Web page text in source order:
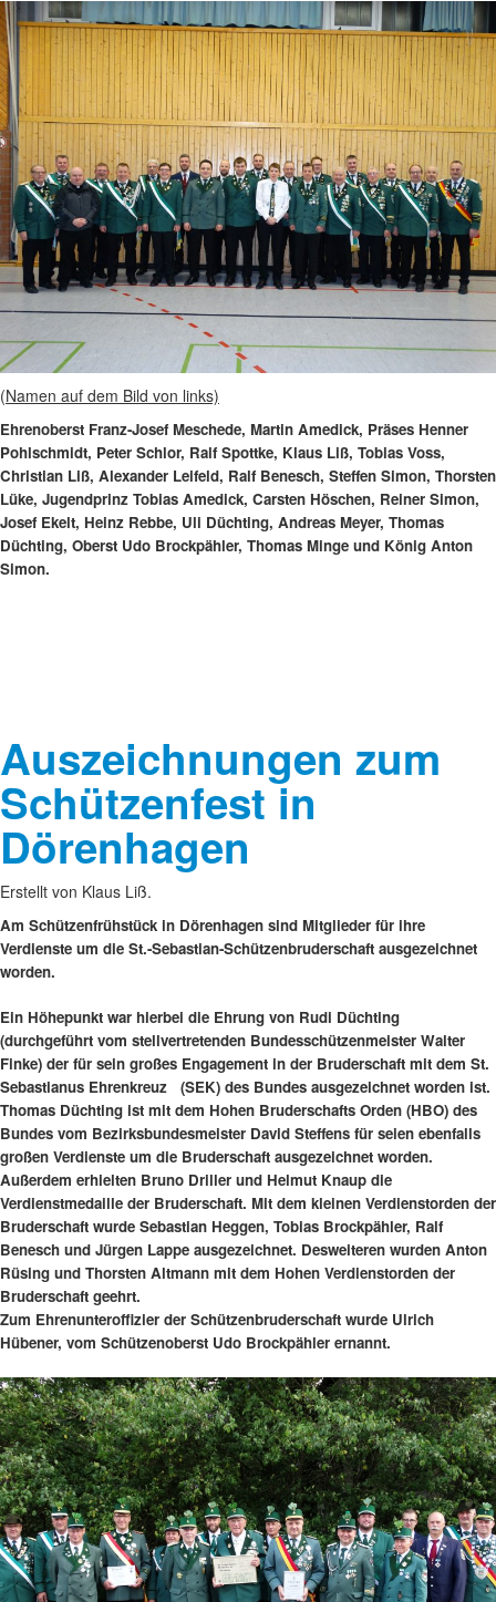
(Namen auf dem Bild von links)
Ehrenoberst Franz-Josef Meschede, Martin Amedick, Präses Henner
Pohlschmidt, Peter Schlor, Ralf Spottke, Klaus Liß, Tobias Voss,
Christian Liß, Alexander Leifeld, Ralf Benesch, Steffen Simon, Thorsten
Lüke, Jugendprinz Tobias Amedick, Carsten Höschen, Reiner Simon,
Josef Ekelt, Heinz Rebbe, Uli Düchting, Andreas Meyer, Thomas
Düchting, Oberst Udo Brockpähler, Thomas Minge und König Anton
Simon.
Auszeichnungen zum
Schützenfest in
Dörenhagen
Erstellt von Klaus Liß.
Am Schützenfrühstück in Dörenhagen sind Mitglieder für ihre
Verdienste um die St.-Sebastian-Schützenbruderschaft ausgezeichnet
worden.
Ein Höhepunkt war hierbei die Ehrung von Rudi Düchting
(durchgeführt vom stellvertretenden Bundesschützenmeister Walter
Finke) der für sein großes Engagement in der Bruderschaft mit dem St.
Sebastianus Ehrenkreuz (SEK) des Bundes ausgezeichnet worden ist.
Thomas Düchting ist mit dem Hohen Bruderschafts Orden (HBO) des
Bundes vom Bezirksbundesmeister David Steffens für seien ebenfalls
großen Verdienste um die Bruderschaft ausgezeichnet worden.
Außerdem erhielten Bruno Driller und Helmut Knaup die
Verdienstmedaille der Bruderschaft. Mit dem kleinen Verdienstorden der
Bruderschaft wurde Sebastian Heggen, Tobias Brockpähler, Ralf
Benesch und Jürgen Lappe ausgezeichnet. Desweiteren wurden Anton
Rüsing und Thorsten Altmann mit dem Hohen Verdienstorden der
Bruderschaft geehrt.
Zum Ehrenunteroffizier der Schützenbruderschaft wurde Ulrich
Hübener, vom Schützenoberst Udo Brockpähler ernannt.